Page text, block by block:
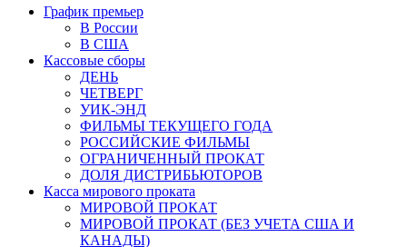
График премьер
В России
В США
Кассовые сборы
ДЕНЬ
ЧЕТВЕРГ
УИК-ЭНД
ФИЛЬМЫ ТЕКУЩЕГО ГОДА
РОССИЙСКИЕ ФИЛЬМЫ
ОГРАНИЧЕННЫЙ ПРОКАТ
ДОЛЯ ДИСТРИБЬЮТОРОВ
Касса мирового проката
МИРОВОЙ ПРОКАТ
МИРОВОЙ ПРОКАТ (БЕЗ УЧЕТА США И
КАНАДЫ)